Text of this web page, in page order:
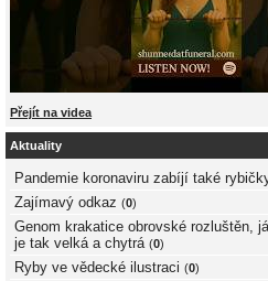
Přejít na videa
Aktuality
Pandemie koronaviru zabíjí také
Zajímavý odkaz (0)
Genom krakatice obrovské rozluštěn,
je tak velká a chytrá (0)
Ryby ve vědecké ilustraci (0)